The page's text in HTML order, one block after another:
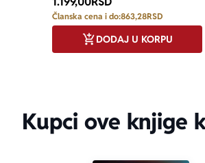
Članska cena i do:863,28RSD
DODAJ U KORPU
Kupci ove knjige